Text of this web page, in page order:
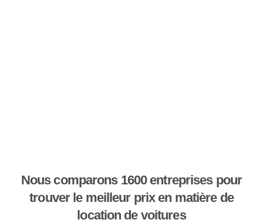
Nous comparons 1600 entreprises pour
trouver le meilleur prix en matière de
location de voitures